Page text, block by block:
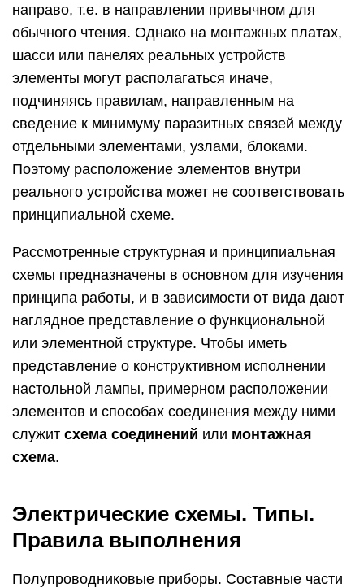
направо, т.е. в направлении привычном для
обычного чтения. Однако на монтажных платах,
шасси или панелях реальных устройств
элементы могут располагаться иначе,
подчиняясь правилам, направленным на
сведение к минимуму паразитных связей между
отдельными элементами, узлами, блоками.
Поэтому расположение элементов внутри
реального устройства может не соответствовать
принципиальной схеме.
Рассмотренные структурная и принципиальная
схемы предназначены в основном для изучения
принципа работы, и в зависимости от вида дают
наглядное представление о функциональной
или элементной структуре. Чтобы иметь
представление о конструктивном исполнении
настольной лампы, примерном расположении
элементов и способах соединения между ними
служит схема соединений или монтажная
схема.
Электрические схемы. Типы.
Правила выполнения
Полупроводниковые приборы. Составные части